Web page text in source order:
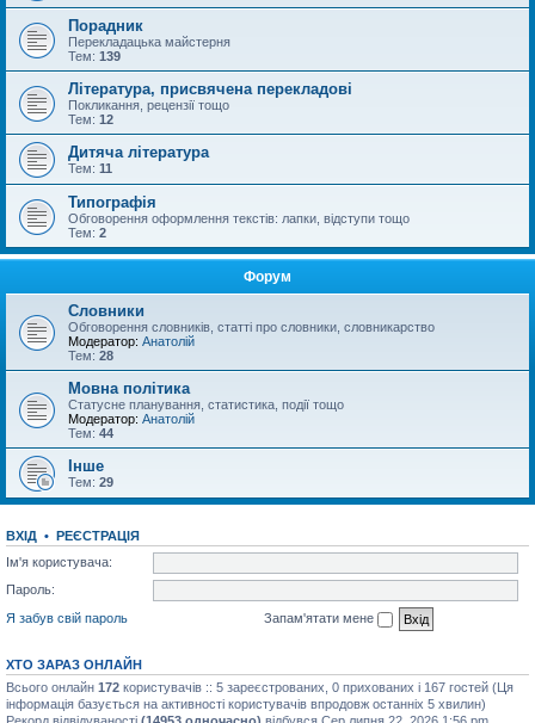
Порадник
Перекладацька майстерня
Тем: 139
Література, присвячена перекладові
Покликання, рецензії тощо
Тем: 12
Дитяча література
Тем: 11
Типографія
Обговорення оформлення текстів: лапки, відступи тощо
Тем: 2
Форум
Словники
Обговорення словників, статті про словники, словникарство
Модератор: Анатолій
Тем: 28
Мовна політика
Статусне планування, статистика, події тощо
Модератор: Анатолій
Тем: 44
Інше
Тем: 29
ВХІД • РЕЄСТРАЦІЯ
Ім'я користувача:
Пароль:
Я забув свій пароль
Запам'ятати мене
ХТО ЗАРАЗ ОНЛАЙН
Всього онлайн 172 користувачів :: 5 зареєстрованих, 0 прихованих і 167 гостей (Ця
інформація базується на активності користувачів впродовж останніх 5 хвилин)
Рекорд відвідуваності (14953 одночасно) відбувся Сер липня 22, 2026 1:56 pm